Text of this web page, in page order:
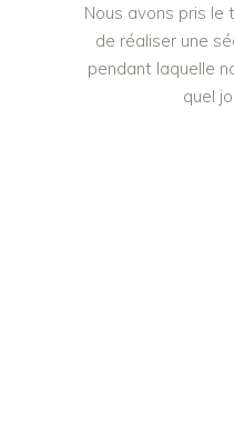
Nous avons pris le
de réaliser une
pendant laquelle
quel